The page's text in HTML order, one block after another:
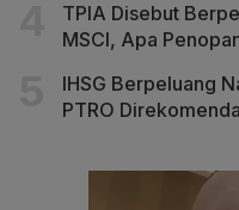
TPIA Disebut
MSCI, Apa
IHSG Berpeluang
PTRO